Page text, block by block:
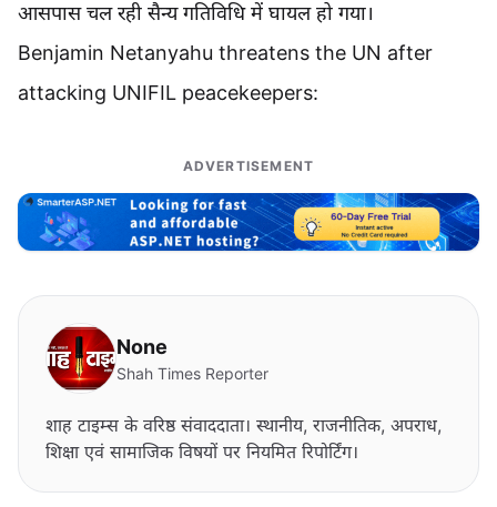
आसपास चल रही सैन्य गतिविधि में घायल हो गया।
Benjamin Netanyahu threatens the UN after
attacking UNIFIL peacekeepers:
ADVERTISEMENT
None
Shah Times Reporter
शाह टाइम्स के वरिष्ठ संवाददाता। स्थानीय, राजनीतिक, अपराध,
शिक्षा एवं सामाजिक विषयों पर नियमित रिपोर्टिंग।